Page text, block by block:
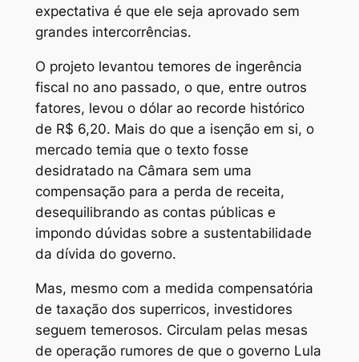
expectativa é que ele seja aprovado sem
grandes intercorrências.
O projeto levantou temores de ingerência
fiscal no ano passado, o que, entre outros
fatores, levou o dólar ao recorde histórico
de R$ 6,20. Mais do que a isenção em si, o
mercado temia que o texto fosse
desidratado na Câmara sem uma
compensação para a perda de receita,
desequilibrando as contas públicas e
impondo dúvidas sobre a sustentabilidade
da dívida do governo.
Mas, mesmo com a medida compensatória
de taxação dos superricos, investidores
seguem temerosos. Circulam pelas mesas
de operação rumores de que o governo Lula